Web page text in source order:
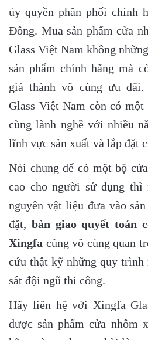
ủy quyền phân phối chính
Đông. Mua sản phẩm cửa
Glass Việt Nam không
sản phẩm chính hãng mà
giá thành vô cùng ưu
Glass Việt Nam còn có
cùng lành nghề với nhiều
lĩnh vực sản xuất và lắp đặt
Nói chung để có một bộ
cao cho người sử dụng thì
nguyên vật liệu đưa vào
đặt, bàn giao quyết toán
Xingfa cũng vô cùng quan
cứu thật kỹ những quy trình
sát đội ngũ thi công.
Hãy liên hệ với Xingfa
được sản phẩm cửa nhôm